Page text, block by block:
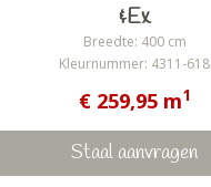
&Ex
Breedte: 400 cm
Kleurnummer: 4311-618
€ 259,95 m1
Staal aanvragen